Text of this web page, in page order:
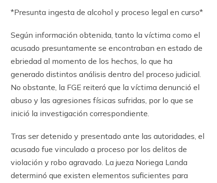
*Presunta ingesta de alcohol y proceso legal en curso*
Según información obtenida, tanto la víctima como el
acusado presuntamente se encontraban en estado de
ebriedad al momento de los hechos, lo que ha
generado distintos análisis dentro del proceso judicial.
No obstante, la FGE reiteró que la víctima denunció el
abuso y las agresiones físicas sufridas, por lo que se
inició la investigación correspondiente.
Tras ser detenido y presentado ante las autoridades, el
acusado fue vinculado a proceso por los delitos de
violación y robo agravado. La jueza Noriega Landa
determinó que existen elementos suficientes para